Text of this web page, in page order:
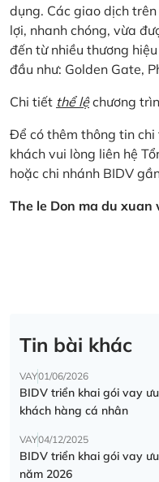
dụng. Các giao dịch
lợi, nhanh chóng, vừa
đến từ nhiều thương
đầu như: Golden Gate,
Chi tiết thể lệchương
Để có thêm thông tin
khách vui lòng liên hệ
hoặc chi nhánh BIDV
The le Don ma du xuan
Tin bài khác
VAY01/06/2026
BIDV triển khai gói vay
khách hàng cá nhân
VAY04/12/2025
BIDV triển khai gói vay
năm 2026